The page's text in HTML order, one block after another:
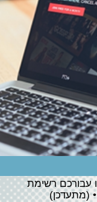
עבורכם רשימת
(מתעדכן)